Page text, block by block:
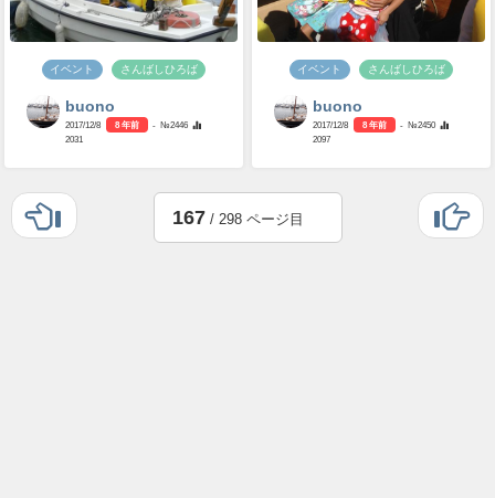
イベント さんばしひろば
buono
2017/12/8 8 年前
- №2446
2031
イベント さんばしひろば
buono
2017/12/8 8 年前
- №2450
2097
167 / 298 ページ目